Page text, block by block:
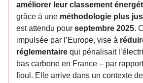
améliorer leur classement
grâce à une méthodologie plus
est attendu pour septembre 2025.
impulsée par l’Europe, vise à
réglementaire qui pénalisait
bas carbone en France – par
fioul. Elle arrive dans un contexte de